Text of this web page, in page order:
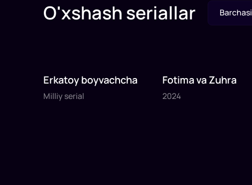
O'xshash seriallar Barchasi
Milliy serial
20daq
Erkatoy boyvachcha
Milliy serial
2024
Fotima va Zuhra
2024